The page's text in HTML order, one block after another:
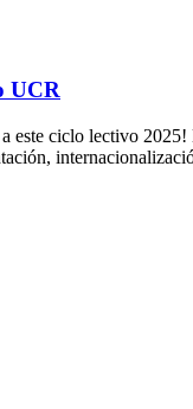
UCR
este ciclo lectivo